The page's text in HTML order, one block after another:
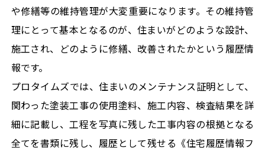
や修繕等の維持管理が大変重要になります。その維持管
理にとって基本となるのが、住まいがどのような設計、
施工され、どのように修繕、改善されたかという履歴情
報です。
プロタイムズでは、住まいのメンテナンス証明として、
関わった塗装工事の使用塗料、施工内容、検査結果を詳
細に記載し、工程を写真に残した工事内容の根拠となる
全てを書類に残し、履歴として残せる《住宅履歴情報フ